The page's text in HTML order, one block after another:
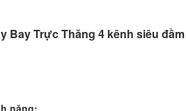
Bay Trực Thăng 4 kênh siêu